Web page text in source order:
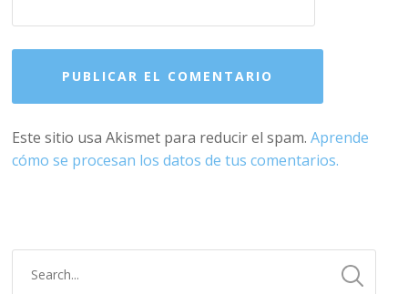
Este sitio usa Akismet para reducir el spam.Aprende
cómo se procesan los datos de tus comentarios.